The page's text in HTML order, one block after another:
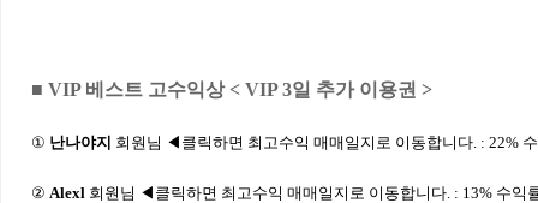
■ VIP 베스트 고수익상 < VIP 3일 추가 이용권 >
① 난나야지 회원님 ◀클릭하면 최고수익 매매일지로 이동합니다. : 22%
② Alexl 회원님 ◀클릭하면 최고수익 매매일지로 이동합니다. : 13% 수익